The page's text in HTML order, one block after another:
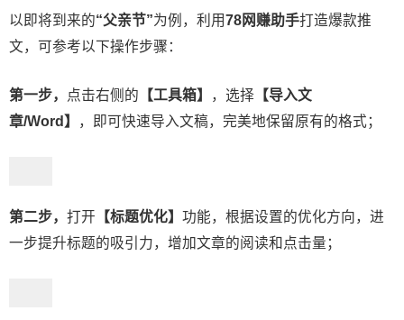
以即将到来的“父亲节”为例，利用78网赚助手打造爆款推
文，可参考以下操作步骤：
第一步， 点击右侧的 【工具箱】 ，选择 【导入文
章/Word】
，即可快速导入文稿，完美地保留原有的格式；
第二步， 打开 【标题优化】 功能，根据设置的优化方向，进
一步提升标题的吸引力，增加文章的阅读和点击量；